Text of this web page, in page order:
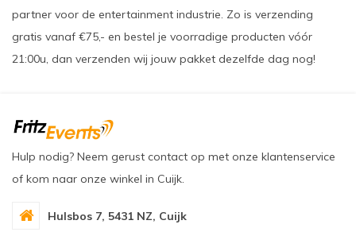
partner voor de entertainment industrie. Zo is verzending
gratis vanaf €75,- en bestel je voorradige producten vóór
21:00u, dan verzenden wij jouw pakket dezelfde dag nog!
Hulp nodig? Neem gerust contact op met onze klantenservice
of kom naar onze winkel in Cuijk.
Hulsbos 7, 5431 NZ, Cuijk